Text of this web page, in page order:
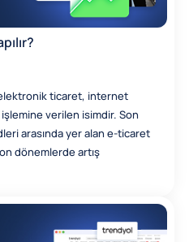
ticaret, internet
verilen isimdir. Son
arasında yer alan e-ticaret
dönemlerde artış